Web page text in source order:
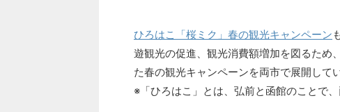
ひろはこ「桜ミク」春の観光キャンペーン
遊観光の促進、観光消費額増加を図るため
た春の観光キャンペーンを両市で展開して
※「ひろはこ」とは、弘前と函館のことで